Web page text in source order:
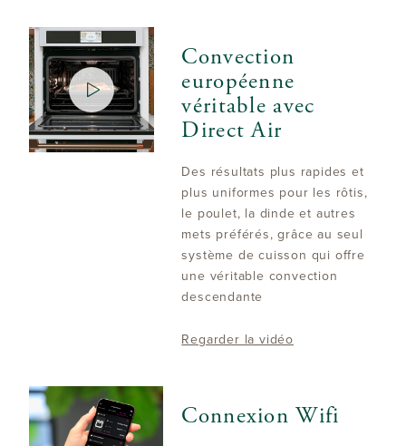
Convection
européenne
véritable avec
Direct Air
Des résultats plus rapides et
plus uniformes pour les rôtis,
le poulet, la dinde et autres
mets préférés, grâce au seul
système de cuisson qui offre
une véritable convection
descendante
Regarder la vidéo
Connexion Wifi